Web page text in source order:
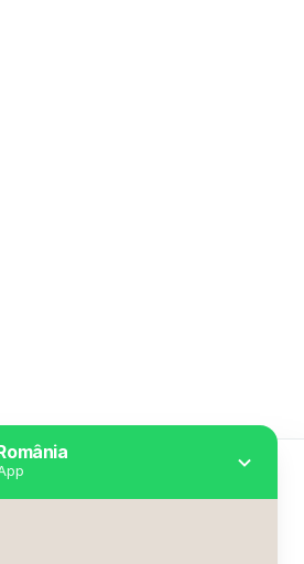
Euronews